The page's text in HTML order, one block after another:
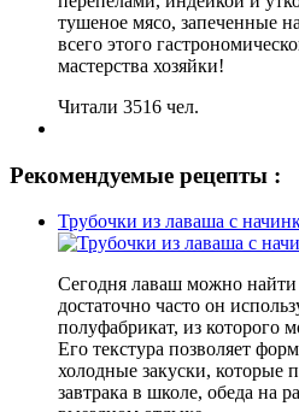
тушеное мясо, запеченные
всего этого
мастерства хозяйки!
Читали 3516 чел.
Рекомендуемые рецепты :
Трубочки из лаваша с
Сегодня лаваш можно
достаточно часто он
полуфабрикат, из которого
Его текстура позволяет
холодные закуски, которые
завтрака в школе, обеда на